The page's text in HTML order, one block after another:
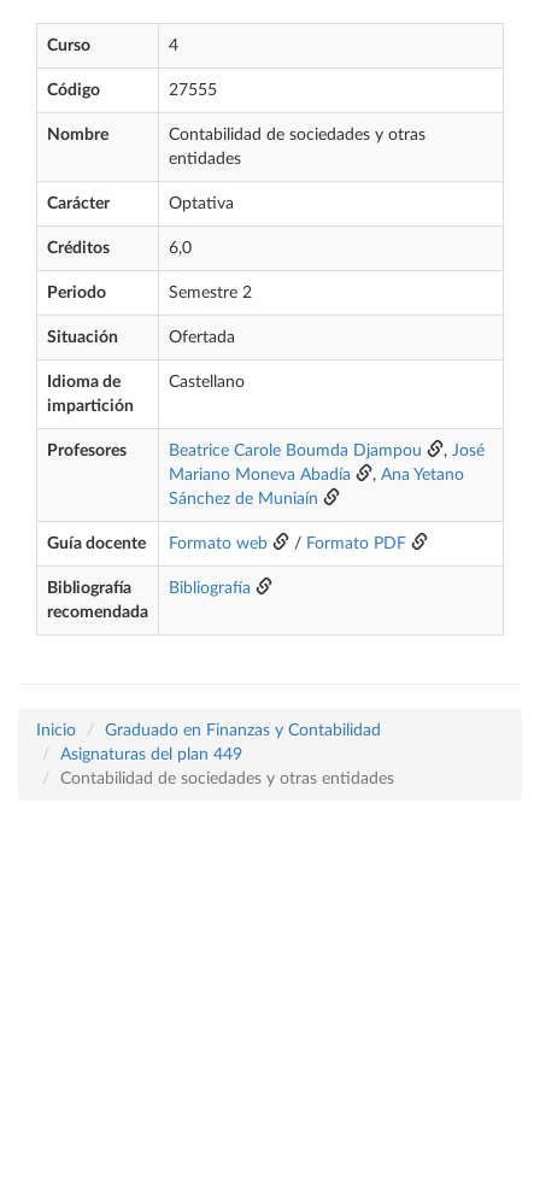
Curso 4
Código 27555
Nombre
Contabilidad de sociedades y otras
entidades
Carácter Optativa
Créditos 6,0
Periodo Semestre 2
Situación Ofertada
Idioma de
impartición
Castellano
Profesores Beatrice Carole Boumda Djampou , José
Mariano Moneva Abadía
, Ana Yetano
Sánchez de Muniaín
Guía docente Formato web / Formato PDF
Bibliografía
recomendada
Bibliografía
Inicio
Graduado en Finanzas y Contabilidad
Asignaturas del plan 449
Contabilidad de sociedades y otras entidades